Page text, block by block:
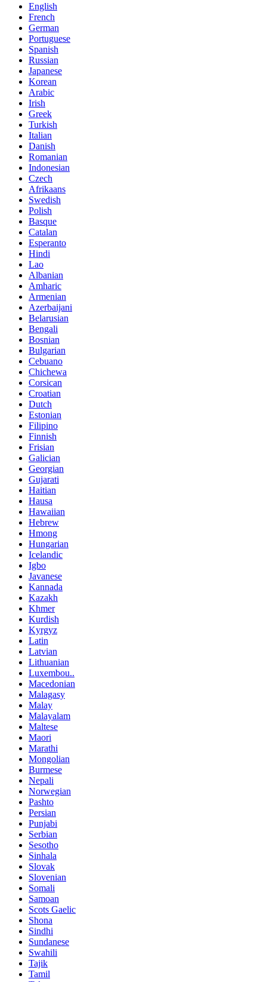
English
French
German
Portuguese
Spanish
Russian
Japanese
Korean
Arabic
Irish
Greek
Turkish
Italian
Danish
Romanian
Indonesian
Czech
Afrikaans
Swedish
Polish
Basque
Catalan
Esperanto
Hindi
Lao
Albanian
Amharic
Armenian
Azerbaijani
Belarusian
Bengali
Bosnian
Bulgarian
Cebuano
Chichewa
Corsican
Croatian
Dutch
Estonian
Filipino
Finnish
Frisian
Galician
Georgian
Gujarati
Haitian
Hausa
Hawaiian
Hebrew
Hmong
Hungarian
Icelandic
Igbo
Javanese
Kannada
Kazakh
Khmer
Kurdish
Kyrgyz
Latin
Latvian
Lithuanian
Luxembou..
Macedonian
Malagasy
Malay
Malayalam
Maltese
Maori
Marathi
Mongolian
Burmese
Nepali
Norwegian
Pashto
Persian
Punjabi
Serbian
Sesotho
Sinhala
Slovak
Slovenian
Somali
Samoan
Scots Gaelic
Shona
Sindhi
Sundanese
Swahili
Tajik
Tamil